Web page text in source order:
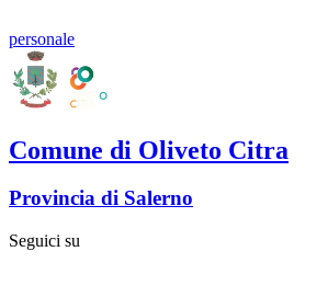
personale
Comune di Oliveto Citra
Provincia di Salerno
Seguici su